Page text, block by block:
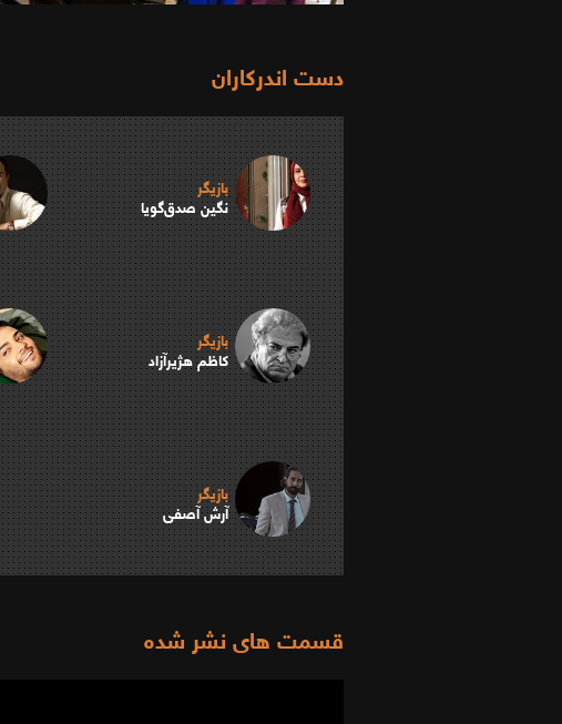
دست اندرکاران
بازیگر
نگین صدق‌‌گویا
بازیگر
کاظم هژیرآزاد
بازیگر
آرش آصفی
قسمت های نشر شده